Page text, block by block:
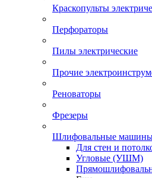
Краскопульты
Перфораторы
Пилы электрические
Прочие
Реноваторы
Фрезеры
Шлифовальные
Для стен и
Угловые (УШМ)